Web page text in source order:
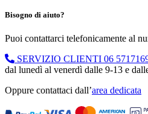
Bisogno di aiuto?
Puoi contattarci telefonicamente al
SERVIZIO CLIENTI 06
dal lunedì al venerdì dalle 9-13 e
Oppure contattaci dall’area dedicata